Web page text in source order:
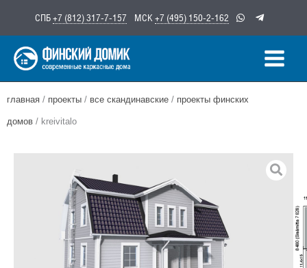
содержимому
СПБ+7 (812) 317-7-157 МСК +7 (495) 150-2-162
главная / проекты / все скандинавские / проекты финских
домов / kreivitalo